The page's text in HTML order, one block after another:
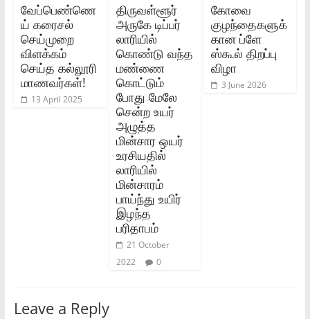
வேப்பெண்ணெ
ய் கரைசல்
செய்முறை
விளக்கம்
செய்த கல்லூரி
மாணவர்கள்!
13 April 2025
திருவள்ளூர்
அருகே டிப்பர்
லாரியில்
கொண்டு வந்த
மண்ணை
கொட்டும்
போது மேலே
சென்ற உயர்
அழுத்த
மின்சார ஒயர்
உரசியதில்
லாரியில்
மின்சாரம்
பாய்ந்து உயிர்
இழந்த
பரிதாபம்
21 October
2022
0
கோவை
குழந்தைகளுக்
கான ப்ளே
ஸ்கூல் திறப்பு
விழா
3 June 2026
Leave a Reply